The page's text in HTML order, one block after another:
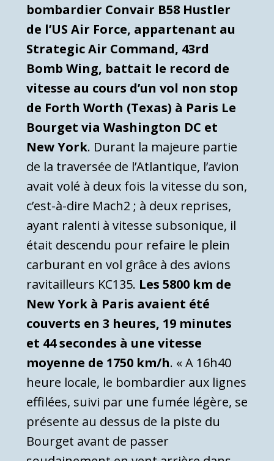
bombardier Convair B58 Hustler
de l’US Air Force, appartenant au
Strategic Air Command, 43rd
Bomb Wing, battait le record de
vitesse au cours d’un vol non stop
de Forth Worth (Texas) à Paris Le
Bourget via Washington DC et
New York. Durant la majeure partie
de la traversée de l’Atlantique, l’avion
avait volé à deux fois la vitesse du son,
c’est-à-dire Mach2 ; à deux reprises,
ayant ralenti à vitesse subsonique, il
était descendu pour refaire le plein
carburant en vol grâce à des avions
ravitailleurs KC135. Les 5800 km de
New York à Paris avaient été
couverts en 3 heures, 19 minutes
et 44 secondes à une vitesse
moyenne de 1750 km/h. « A 16h40
heure locale, le bombardier aux lignes
effilées, suivi par une fumée légère, se
présente au dessus de la piste du
Bourget avant de passer